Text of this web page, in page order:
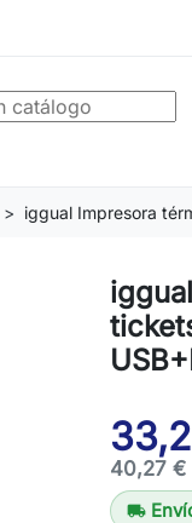
iggual Impresora
40,27 €
local_shipping